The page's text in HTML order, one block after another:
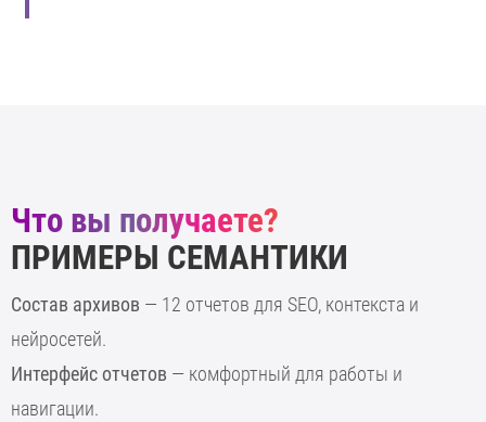
Что вы получаете?
ПРИМЕРЫ СЕМАНТИКИ
Состав архивов — 12 отчетов для SEO, контекста и
нейросетей.
Интерфейс отчетов — комфортный для работы и
навигации.